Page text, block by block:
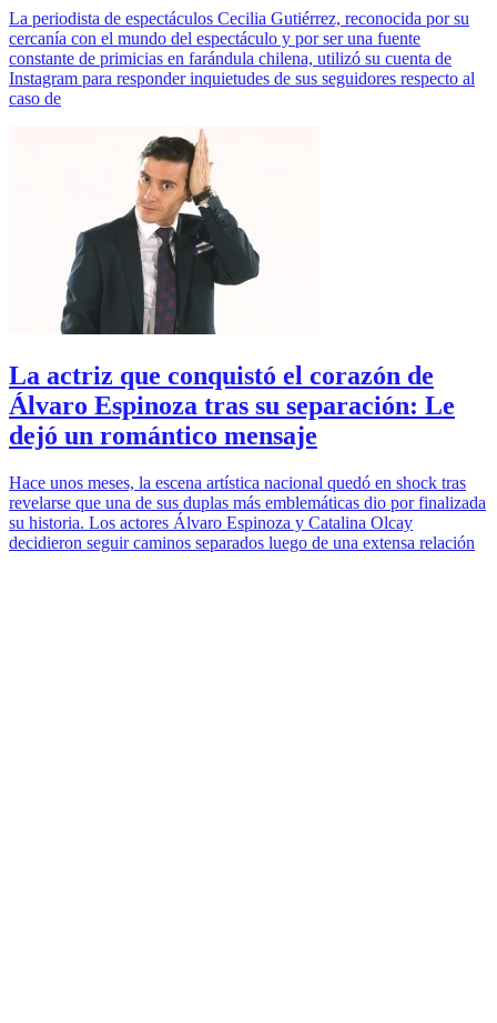
La periodista de espectáculos Cecilia Gutiérrez, reconocida por su
cercanía con el mundo del espectáculo y por ser una fuente
constante de primicias en farándula chilena, utilizó su cuenta de
Instagram para responder inquietudes de sus seguidores respecto al
caso de
La actriz que conquistó el corazón de
Álvaro Espinoza tras su separación: Le
dejó un romántico mensaje
Hace unos meses, la escena artística nacional quedó en shock tras
revelarse que una de sus duplas más emblemáticas dio por finalizada
su historia. Los actores Álvaro Espinoza y Catalina Olcay
decidieron seguir caminos separados luego de una extensa relación